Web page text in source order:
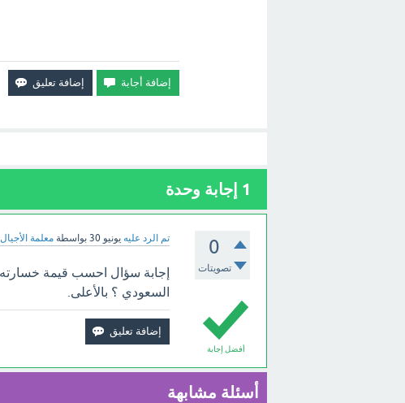
1 إجابة وحدة
0
تصويتات
تم الرد عليه يونيو 30 بواسطة معلمة الأجيال
أفضل إجابة
إجابة سؤال احسب قيمة خسارته
السعودي ؟ بالأعلى.
أسئلة مشابهة